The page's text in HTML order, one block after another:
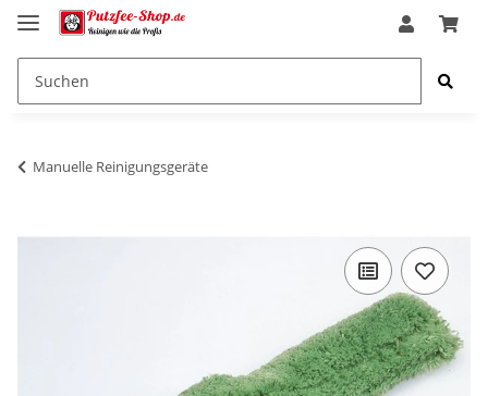
Manuelle Reinigungsgeräte